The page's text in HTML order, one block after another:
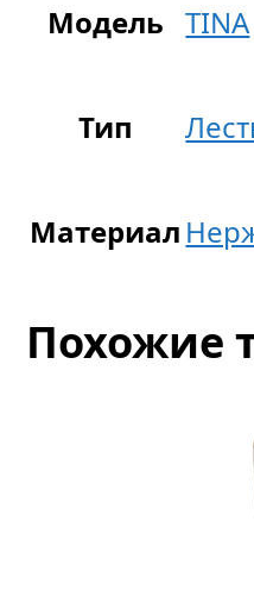
Модель TINA
Тип
Материал
Похожие